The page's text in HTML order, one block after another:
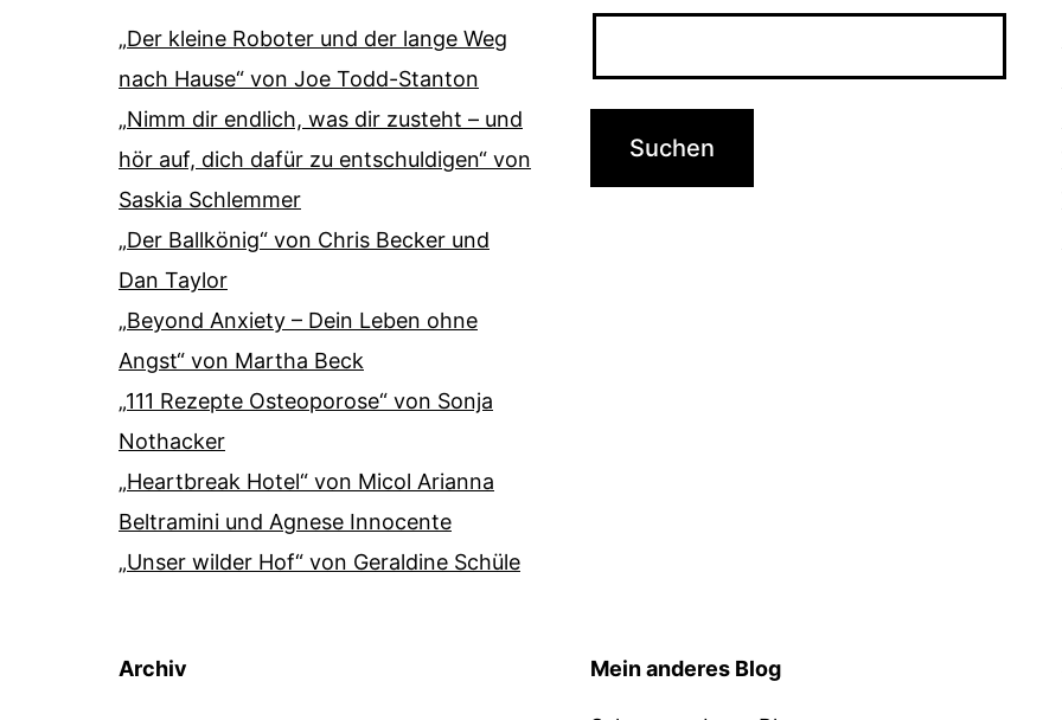
„Der kleine Roboter und der lange Weg
nach Hause“ von Joe Todd-Stanton
„Nimm dir endlich, was dir zusteht – und
hör auf, dich dafür zu entschuldigen“ von
Saskia Schlemmer
„Der Ballkönig“ von Chris Becker und
Dan Taylor
„Beyond Anxiety – Dein Leben ohne
Angst“ von Martha Beck
„111 Rezepte Osteoporose“ von Sonja
Nothacker
„Heartbreak Hotel“ von Micol Arianna
Beltramini und Agnese Innocente
„Unser wilder Hof“ von Geraldine Schüle
Archiv Mein anderes Blog